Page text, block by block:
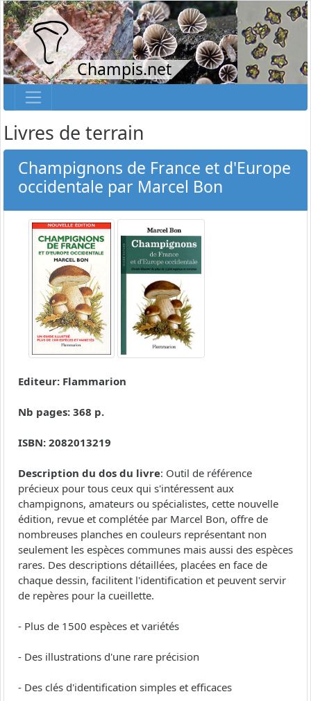
Champis.net
Livres de terrain
Champignons de France et d'Europe
occidentale par Marcel Bon
Editeur: Flammarion
Nb pages: 368 p.
ISBN: 2082013219
Description du dos du livre: Outil de référence
précieux pour tous ceux qui s'intéressent aux
champignons, amateurs ou spécialistes, cette nouvelle
édition, revue et complétée par Marcel Bon, offre de
nombreuses planches en couleurs représentant non
seulement les espèces communes mais aussi des espèces
rares. Des descriptions détaillées, placées en face de
chaque dessin, facilitent l'identification et peuvent servir
de repères pour la cueillette.
- Plus de 1500 espèces et variétés
- Des illustrations d'une rare précision
- Des clés d'identification simples et efficaces